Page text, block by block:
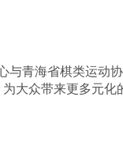
与青海省棋类运动
大众带来更多元化